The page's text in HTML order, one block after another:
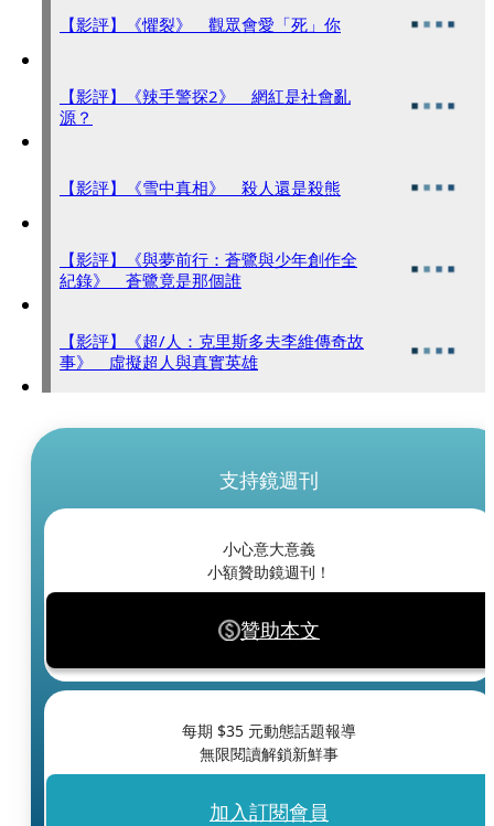
【影評】《懼裂》 觀眾會愛「死」你
【影評】《辣手警探2》 網紅是社會亂
源？
【影評】《雪中真相》 殺人還是殺熊
【影評】《與夢前行：蒼鷺與少年創作全
紀錄》 蒼鷺竟是那個誰
【影評】《超/人：克里斯多夫李維傳奇故
事》 虛擬超人與真實英雄
支持鏡週刊
小心意大意義
小額贊助鏡週刊！
贊助本文
每期 $35 元動態話題報導
無限閱讀解鎖新鮮事
加入訂閱會員